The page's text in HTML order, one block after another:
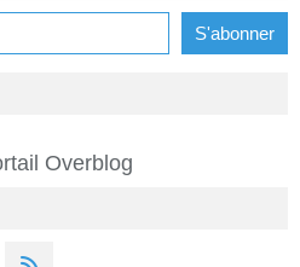
Overblog